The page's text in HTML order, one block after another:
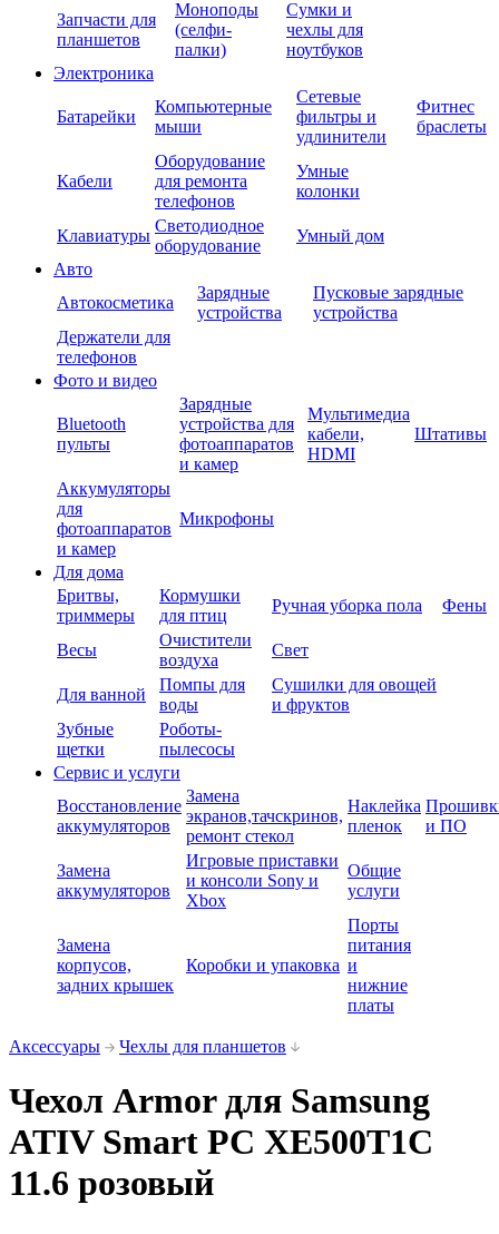
Запчасти для
планшетов
Моноподы
(селфи-
палки)
Сумки и
чехлы для
ноутбуков
Электроника
Батарейки
Компьютерные
мыши
Сетевые
фильтры и
удлинители
Фитнес
браслеты
Кабели
Оборудование
для ремонта
телефонов
Умные
колонки
Клавиатуры
Светодиодное
оборудование
Умный дом
Авто
Автокосметика
Зарядные
устройства
Пусковые зарядные
устройства
Держатели для
телефонов
Фото и видео
Bluetooth
пульты
Зарядные
устройства для
фотоаппаратов
и камер
Мультимедиа
кабели,
HDMI
Штативы
Аккумуляторы
для
фотоаппаратов
и камер
Микрофоны
Для дома
Бритвы,
триммеры
Кормушки
для птиц
Ручная уборка пола Фены
Весы
Очистители
воздуха
Свет
Для ванной
Помпы для
воды
Сушилки для овощей
и фруктов
Зубные
щетки
Роботы-
пылесосы
Сервис и услуги
Восстановление
аккумуляторов
Замена
экранов,тачскринов,
ремонт стекол
Наклейка
пленок
и ПО
Замена
аккумуляторов
Игровые приставки
и консоли Sony и
Xbox
Общие
услуги
Замена
корпусов,
задних крышек
Коробки и упаковка
Порты
питания
и
нижние
платы
Аксессуары Чехлы для планшетов
Чехол Armor для Samsung
ATIV Smart PC XE500T1C
11.6 розовый